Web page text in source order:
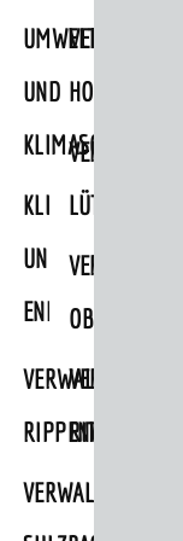
UMWELT-
UND
KLIMASCHUTZ
KLIMASCHUTZ
UND
RIPPENWEIER